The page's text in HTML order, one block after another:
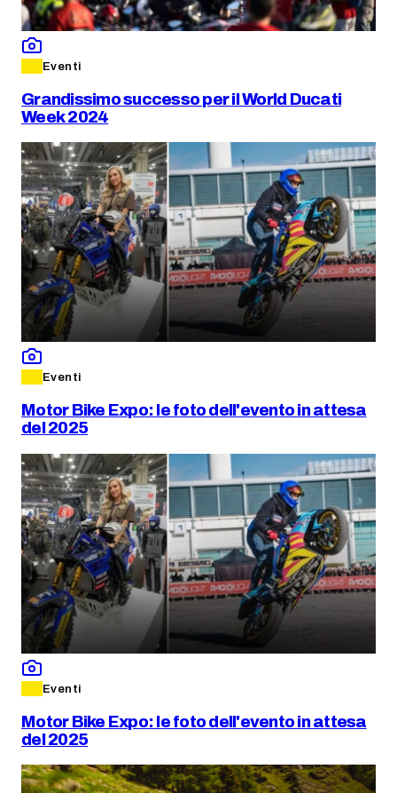
Eventi
Grandissimo successo per il World Ducati
Week 2024
Eventi
Motor Bike Expo: le foto dell'evento in attesa
del 2025
Eventi
Motor Bike Expo: le foto dell'evento in attesa
del 2025